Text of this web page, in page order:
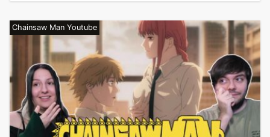
Chainsaw Man Youtube